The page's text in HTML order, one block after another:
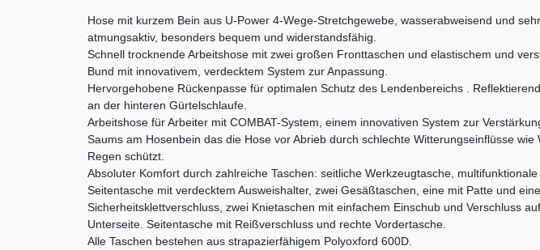
Hose mit kurzem Bein aus U-Power 4-Wege-Stretchgewebe, wasserabweisend und sehr
atmungsaktiv, besonders bequem und widerstandsfähig.
Schnell trocknende Arbeitshose mit zwei großen Fronttaschen und elastischem und
Bund mit innovativem, verdecktem System zur Anpassung.
Hervorgehobene Rückenpasse für optimalen Schutz des Lendenbereichs .
an der hinteren Gürtelschlaufe.
Arbeitshose für Arbeiter mit COMBAT-System, einem innovativen System zur
Saums am Hosenbein das die Hose vor Abrieb durch schlechte Witterungseinflüsse wie
Regen schützt.
Absoluter Komfort durch zahlreiche Taschen: seitliche Werkzeugtasche, multifunktionale
Seitentasche mit verdecktem Ausweishalter, zwei Gesäßtaschen, eine mit Patte und
Sicherheitsklettverschluss, zwei Knietaschen mit einfachem Einschub und Verschluss
Unterseite. Seitentasche mit Reißverschluss und rechte Vordertasche.
Alle Taschen bestehen aus strapazierfähigem Polyoxford 600D.